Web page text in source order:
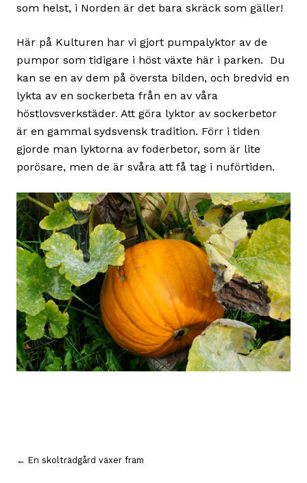
som helst, i Norden är det bara skräck som gäller!
Här på Kulturen har vi gjort pumpalyktor av de
pumpor som tidigare i höst växte här i parken. Du
kan se en av dem på översta bilden, och bredvid en
lykta av en sockerbeta från en av våra
höstlovsverkstäder. Att göra lyktor av sockerbetor
är en gammal sydsvensk tradition. Förr i tiden
gjorde man lyktorna av foderbetor, som är lite
porösare, men de är svåra att få tag i nuförtiden.
Inläggsnavigering
← En skolträdgård växer fram